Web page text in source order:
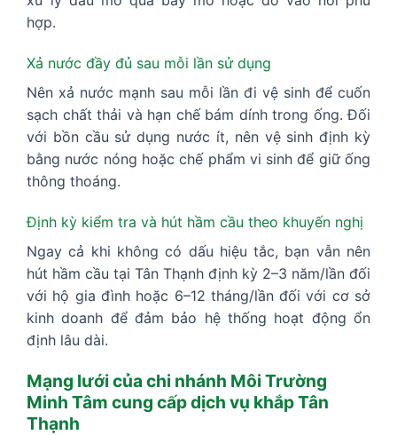
hợp.
Xả nước đầy đủ sau mỗi lần sử dụng
Nên xả nước mạnh sau mỗi lần đi vệ sinh để cuốn
sạch chất thải và hạn chế bám dính trong ống. Đối
với bồn cầu sử dụng nước ít, nên vệ sinh định kỳ
bằng nước nóng hoặc chế phẩm vi sinh để giữ ống
thông thoáng.
Định kỳ kiểm tra và hút hầm cầu theo khuyến nghị
Ngay cả khi không có dấu hiệu tắc, bạn vẫn nên
hút hầm cầu tại Tân Thạnh định kỳ 2–3 năm/lần đối
với hộ gia đình hoặc 6–12 tháng/lần đối với cơ sở
kinh doanh để đảm bảo hệ thống hoạt động ổn
định lâu dài.
Mạng lưới của chi nhánh Môi Trường
Minh Tâm cung cấp dịch vụ khắp Tân
Thạnh